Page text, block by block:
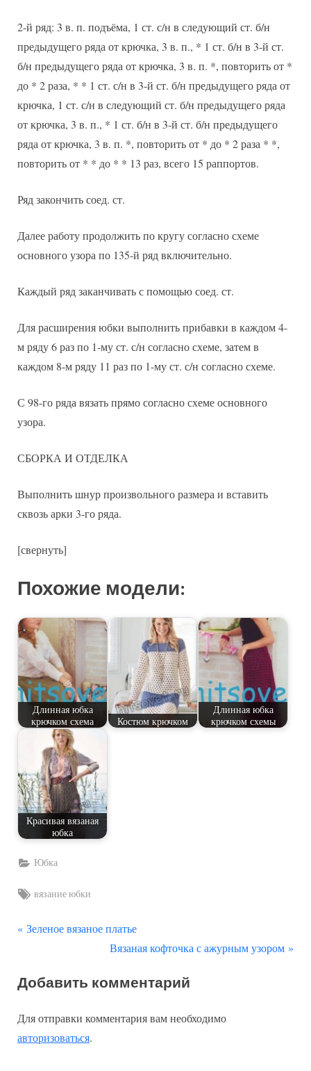
2-й ряд: 3 в. п. подъёма, 1 ст. с/н в следующий ст. б/н
предыдущего ряда от крючка, 3 в. п., * 1 ст. б/н в 3-й ст.
б/н предыдущего ряда от крючка, 3 в. п. *, повторить от *
до * 2 раза, * * 1 ст. с/н в 3-й ст. б/н предыдущего ряда от
крючка, 1 ст. с/н в следующий ст. б/н предыдущего ряда
от крючка, 3 в. п., * 1 ст. б/н в 3-й ст. б/н предыдущего
ряда от крючка, 3 в. п. *, повторить от * до * 2 раза * *,
повторить от * * до * * 13 раз, всего 15 раппортов.
Ряд закончить соед. ст.
Далее работу продолжить по кругу согласно схеме
основного узора по 135-й ряд включительно.
Каждый ряд заканчивать с помощью соед. ст.
Для расширения юбки выполнить прибавки в каждом 4-
м ряду 6 раз по 1-му ст. с/н согласно схеме, затем в
каждом 8-м ряду 11 раз по 1-му ст. с/н согласно схеме.
С 98-го ряда вязать прямо согласно схеме основного
узора.
СБОРКА И ОТДЕЛКА
Выполнить шнур произвольного размера и вставить
сквозь арки 3-го ряда.
[свернуть]
Похожие модели:
Длинная юбка
крючком схема
Костюм крючком
Длинная юбка
крючком схемы
Красивая вязаная
юбка
Юбка
Tags:
вязание юбки
Навигация
записям
П
д
д
у
Зеленое вязаное платье
С
е
у
Вязаная кофточка с ажурным узором
Добавить комментарий
Для отправки комментария вам необходимо
авторизоваться.